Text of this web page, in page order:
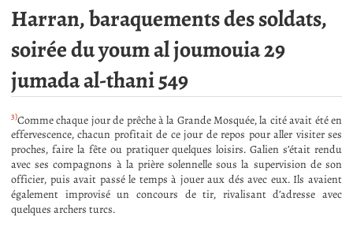
Harran, baraquements des soldats,
soirée du youm al joumouia 29
jumada al-thani 549
3)Comme chaque jour de prêche à la Grande Mosquée, la cité avait été en
effervescence, chacun profitait de ce jour de repos pour aller visiter ses
proches, faire la fête ou pratiquer quelques loisirs. Galien s’était rendu
avec ses compagnons à la prière solennelle sous la supervision de son
officier, puis avait passé le temps à jouer aux dés avec eux. Ils avaient
également improvisé un concours de tir, rivalisant d’adresse avec
quelques archers turcs.